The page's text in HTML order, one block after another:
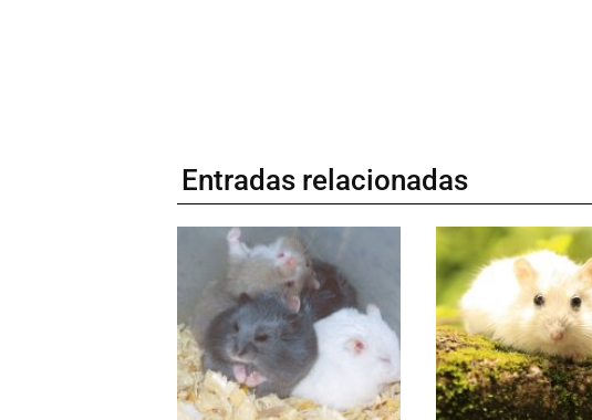
Entradas relacionadas